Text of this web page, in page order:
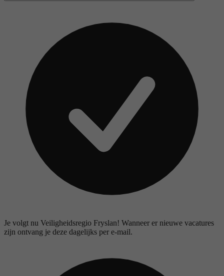
Je volgt nu Veiligheidsregio Fryslan! Wanneer er nieuwe vacatures
zijn ontvang je deze dagelijks per e-mail.